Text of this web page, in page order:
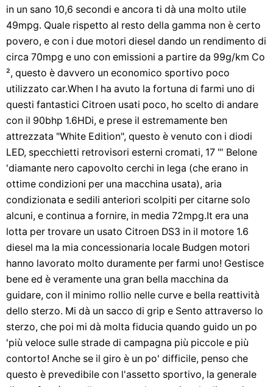
in un sano 10,6 secondi e ancora ti dà una molto utile
49mpg. Quale rispetto al resto della gamma non è certo
povero, e con i due motori diesel dando un rendimento di
circa 70mpg e uno con emissioni a partire da 99g/km Co
², questo è davvero un economico sportivo poco
utilizzato car.When I ha avuto la fortuna di farmi uno di
questi fantastici Citroen usati poco, ho scelto di andare
con il 90bhp 1.6HDi, e prese il estremamente ben
attrezzata "White Edition", questo è venuto con i diodi
LED, specchietti retrovisori esterni cromati, 17 "' Belone
'diamante nero capovolto cerchi in lega (che erano in
ottime condizioni per una macchina usata), aria
condizionata e sedili anteriori scolpiti per citarne solo
alcuni, e continua a fornire, in media 72mpg.It era una
lotta per trovare un usato Citroen DS3 in il motore 1.6
diesel ma la mia concessionaria locale Budgen motori
hanno lavorato molto duramente per farmi uno! Gestisce
bene ed è veramente una gran bella macchina da
guidare, con il minimo rollio nelle curve e bella reattività
dello sterzo. Mi dà un sacco di grip e Sento attraverso lo
sterzo, che poi mi dà molta fiducia quando guido un po
'più veloce sulle strade di campagna più piccole e più
contorto! Anche se il giro è un po' difficile, penso che
questo è prevedibile con l'assetto sportivo, la generale